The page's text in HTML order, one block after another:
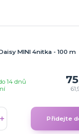
MINI 4nitka - 100 m
14 dnů
Přidejte